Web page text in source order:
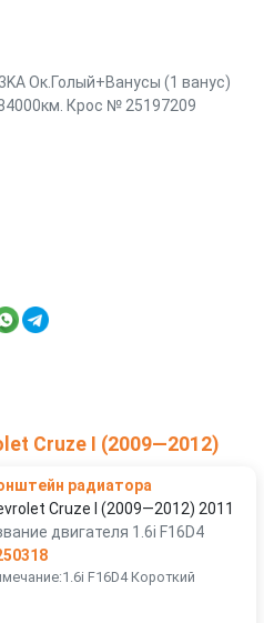
Ок.Голый+Ванусы (1 ванус)
Крос № 25197209
Cruze I (2009—2012)
радиатора
Cruze I (2009—2012) 2011
двигателя 1.6i F16D4
F16D4 Короткий